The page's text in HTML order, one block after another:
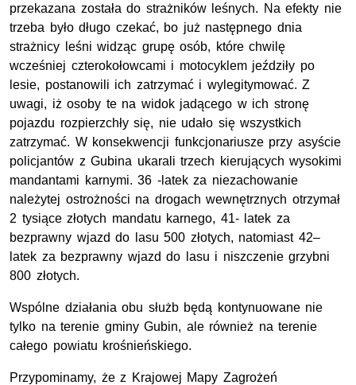
przekazana została do strażników leśnych. Na efekty nie
trzeba było długo czekać, bo już następnego dnia
strażnicy leśni widząc grupę osób, które chwilę
wcześniej czterokołowcami i motocyklem jeździły po
lesie, postanowili ich zatrzymać i wylegitymować. Z
uwagi, iż osoby te na widok jadącego w ich stronę
pojazdu rozpierzchły się, nie udało się wszystkich
zatrzymać. W konsekwencji funkcjonariusze przy asyście
policjantów z Gubina ukarali trzech kierujących wysokimi
mandantami karnymi. 36 -latek za niezachowanie
należytej ostrożności na drogach wewnętrznych otrzymał
2 tysiące złotych mandatu karnego, 41- latek za
bezprawny wjazd do lasu 500 złotych, natomiast 42–
latek za bezprawny wjazd do lasu i niszczenie grzybni
800 złotych.
Wspólne działania obu służb będą kontynuowane nie
tylko na terenie gminy Gubin, ale również na terenie
całego powiatu krośnieńskiego.
Przypominamy, że z Krajowej Mapy Zagrożeń